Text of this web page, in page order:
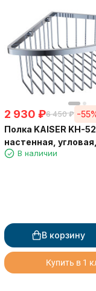
2 930 ₽6 450 ₽ -
Полка KAISER KH-
настенная,
нержавеющей
В наличии
В корзину
Купить в 1